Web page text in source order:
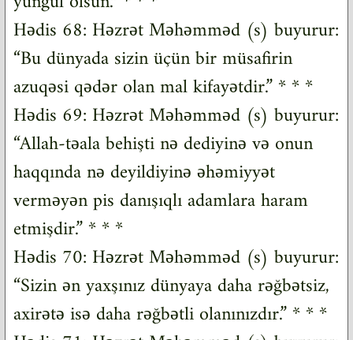
Hədis 68: Həzrət Məhəmməd (s) buyurur:
“Bu dünyada sizin üçün bir müsafirin
azuqəsi qədər olan mal kifayətdir.” * * *
Hədis 69: Həzrət Məhəmməd (s) buyurur:
“Allah-təala behişti nə dediyinə və onun
haqqında nə deyildiyinə əhəmiyyət
verməyən pis danışıqlı adamlara haram
etmişdir.” * * *
Hədis 70: Həzrət Məhəmməd (s) buyurur:
“Sizin ən yaxşınız dünyaya daha rəğbətsiz,
axirətə isə daha rəğbətli olanınızdır.” * * *